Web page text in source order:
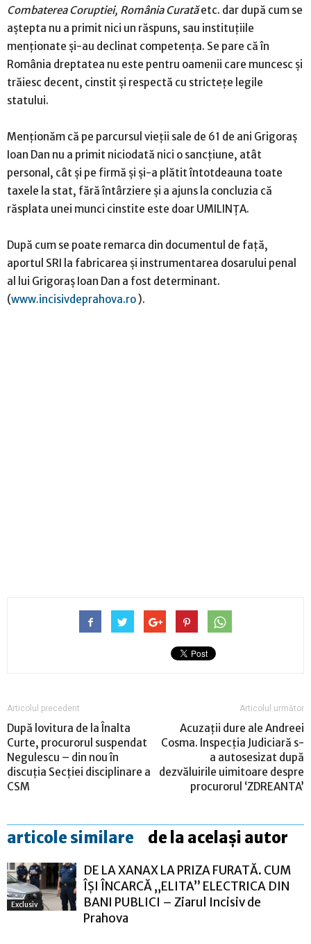
Combaterea Coruptiei, România Curatăetc. dar după cum se
aştepta nu a primit nici un răspuns, sau instituţiile
menţionate şi-au declinat competenţa. Se pare că în
România dreptatea nu este pentru oamenii care muncesc şi
trăiesc decent, cinstit şi respectă cu stricteţe legile
statului.
Menţionăm că pe parcursul vieţii sale de 61 de ani Grigoraş
Ioan Dan nu a primit niciodată nici o sancţiune, atât
personal, cât şi pe firmă şi şi-a plătit întotdeauna toate
taxele la stat, fără întârziere şi a ajuns la concluzia că
răsplata unei munci cinstite este doar UMILINŢA.
După cum se poate remarca din documentul de faţă,
aportul SRI la fabricarea şi instrumentarea dosarului penal
al lui Grigoraş Ioan Dan a fost determinant.
(www.incisivdeprahova.ro ).
Articolul precedent
După lovitura de la Înalta
Curte, procurorul suspendat
Negulescu – din nou în
discuţia Secţiei disciplinare a
CSM
Articolul următor
Acuzații dure ale Andreei
Cosma. Inspecția Judiciară s-
a autosesizat după
dezvăluirile uimitoare despre
procurorul ‘ZDREANTA’
articole similare de la același autor
Exclusiv
DE LA XANAX LA PRIZA FURATĂ. CUM
ÎȘI ÎNCARCĂ „ELITA” ELECTRICA DIN
BANI PUBLICI – Ziarul Incisiv de
Prahova